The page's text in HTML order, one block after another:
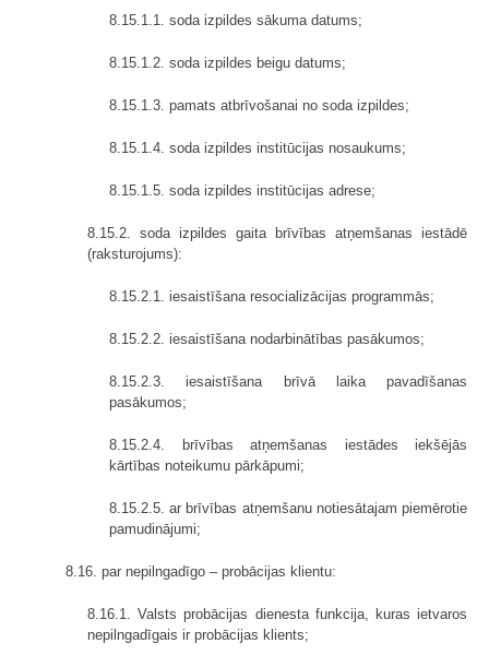
8.15.1.1. soda izpildes sākuma datums;
8.15.1.2. soda izpildes beigu datums;
8.15.1.3. pamats atbrīvošanai no soda izpildes;
8.15.1.4. soda izpildes institūcijas nosaukums;
8.15.1.5. soda izpildes institūcijas adrese;
8.15.2. soda izpildes gaita brīvības atņemšanas iestādē
(raksturojums):
8.15.2.1. iesaistīšana resocializācijas programmās;
8.15.2.2. iesaistīšana nodarbinātības pasākumos;
8.15.2.3. iesaistīšana brīvā laika pavadīšanas
pasākumos;
8.15.2.4. brīvības atņemšanas iestādes iekšējās
kārtības noteikumu pārkāpumi;
8.15.2.5. ar brīvības atņemšanu notiesātajam piemērotie
pamudinājumi;
8.16. par nepilngadīgo – probācijas klientu:
8.16.1. Valsts probācijas dienesta funkcija, kuras ietvaros
nepilngadīgais ir probācijas klients;